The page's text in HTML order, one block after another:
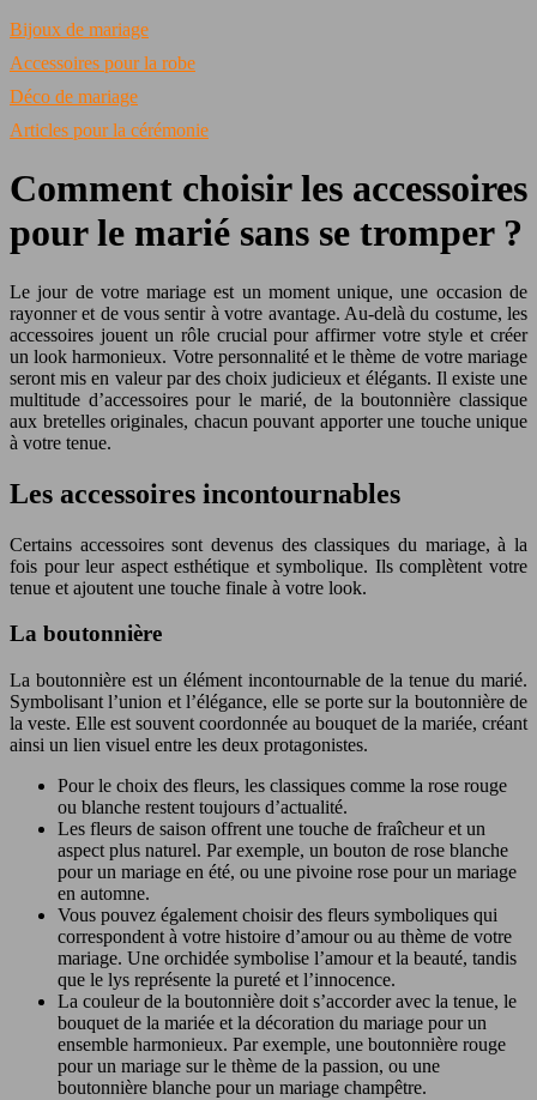
Bijoux de mariage
Accessoires pour la robe
Déco de mariage
Articles pour la cérémonie
Comment choisir les accessoires
pour le marié sans se tromper ?
Le jour de votre mariage est un moment unique, une occasion de
rayonner et de vous sentir à votre avantage. Au-delà du costume, les
accessoires jouent un rôle crucial pour affirmer votre style et créer
un look harmonieux. Votre personnalité et le thème de votre mariage
seront mis en valeur par des choix judicieux et élégants. Il existe une
multitude d’accessoires pour le marié, de la boutonnière classique
aux bretelles originales, chacun pouvant apporter une touche unique
à votre tenue.
Les accessoires incontournables
Certains accessoires sont devenus des classiques du mariage, à la
fois pour leur aspect esthétique et symbolique. Ils complètent votre
tenue et ajoutent une touche finale à votre look.
La boutonnière
La boutonnière est un élément incontournable de la tenue du marié.
Symbolisant l’union et l’élégance, elle se porte sur la boutonnière de
la veste. Elle est souvent coordonnée au bouquet de la mariée, créant
ainsi un lien visuel entre les deux protagonistes.
Pour le choix des fleurs, les classiques comme la rose rouge
ou blanche restent toujours d’actualité.
Les fleurs de saison offrent une touche de fraîcheur et un
aspect plus naturel. Par exemple, un bouton de rose blanche
pour un mariage en été, ou une pivoine rose pour un mariage
en automne.
Vous pouvez également choisir des fleurs symboliques qui
correspondent à votre histoire d’amour ou au thème de votre
mariage. Une orchidée symbolise l’amour et la beauté, tandis
que le lys représente la pureté et l’innocence.
La couleur de la boutonnière doit s’accorder avec la tenue, le
bouquet de la mariée et la décoration du mariage pour un
ensemble harmonieux. Par exemple, une boutonnière rouge
pour un mariage sur le thème de la passion, ou une
boutonnière blanche pour un mariage champêtre.